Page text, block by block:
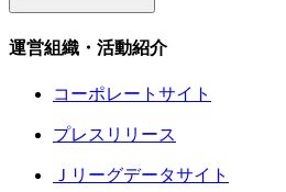
運営組織・活動紹介
コーポレートサイト
プレスリリース
Ｊリーグデータサイト